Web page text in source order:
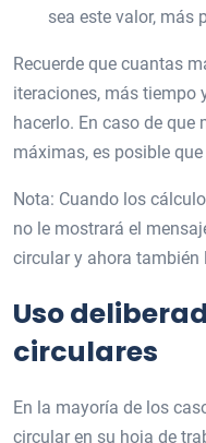
sea este valor, más
Recuerde que cuantas
iteraciones, más tiempo
hacerlo. En caso de
máximas, es posible
Nota: Cuando los
no le mostrará el
circular y ahora también
Uso
circulares
En la mayoría de los
circular en su hoja de